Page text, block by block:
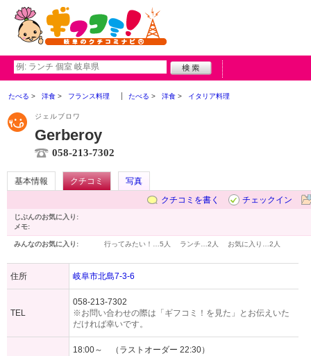
たべる 洋食 フランス料理 たべる 洋食 イタリア料理
ジェルブロワ
Gerberoy
058-213-7302
基本情報 クチコミ
写真
クチコミを書く
チェックイン
じぶんのお気に入り:
メモ:
みんなのお気に入り: 行ってみたい！… 5人 ランチ… 2人 お気に入り… 2人
住所 岐阜市北島7-3-6
TEL
058-213-7302
※お問い合わせの際は「ギフコミ！を見た」とお伝えいた
だければ幸いです。
18:00～ （ラストオーダー 22:30）